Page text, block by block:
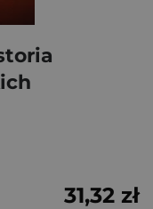
31,32 zł